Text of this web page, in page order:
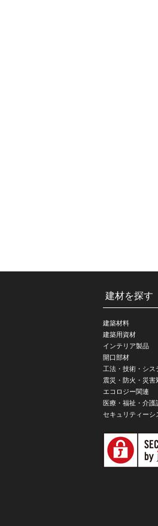
建材を探す
建築材料
建築用資材
インテリア製品
開口部材
工法・技術・シス
震災・防火・災害
エコロジー関連
医療・福祉・介護
セキュリティーシ